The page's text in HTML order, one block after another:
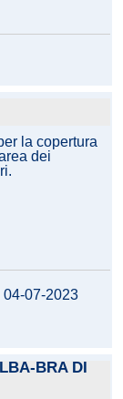
la copertura
dei
07-2023
BRA DI